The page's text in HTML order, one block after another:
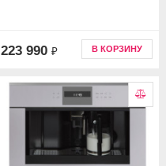
223 990 ₽ В КОРЗИНУ